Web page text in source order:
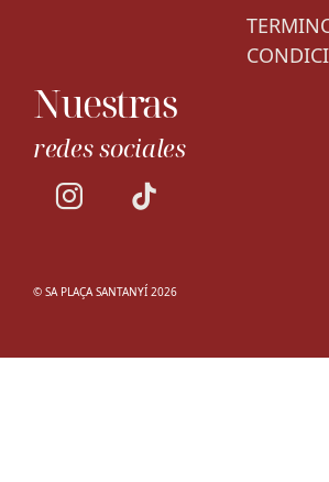
Nuestras
redes sociales
© SA PLAÇA SANTANYÍ 2026